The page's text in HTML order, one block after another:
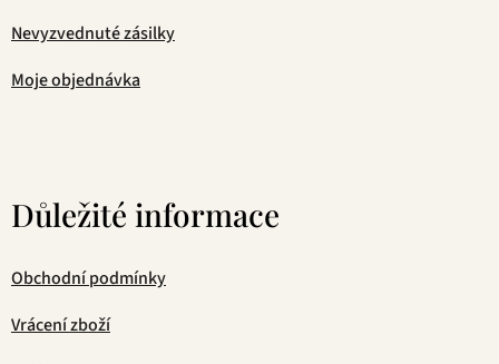
Nevyzvednuté zásilky
Moje objednávka
Důležité informace
Obchodní podmínky
Vrácení zboží